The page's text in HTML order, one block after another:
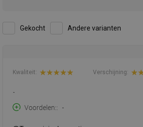
Gekocht Andere varianten
Kwaliteit: Verschijning:
-
Voordelen:
-